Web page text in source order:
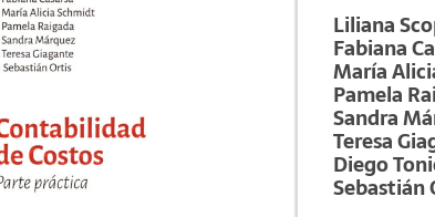
Liliana
Fabiana
María
Pamela
Sandra
Teresa
Diego
Sebastián